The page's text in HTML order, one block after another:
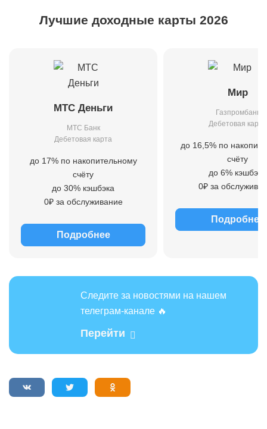
Лучшие доходные карты 2026
МТС Деньги
МТС Банк
Дебетовая карта
до 17% по накопительному
счёту
до 30% кэшбэка
0₽ за обслуживание
Подробнее
Мир
Газпромбанк
Дебетовая карта
до 16,5% по
счёту
до 6% кэшбэка
0₽ за
Подробнее
Следите за новостями на нашем
телеграм-канале 🔥
Перейти